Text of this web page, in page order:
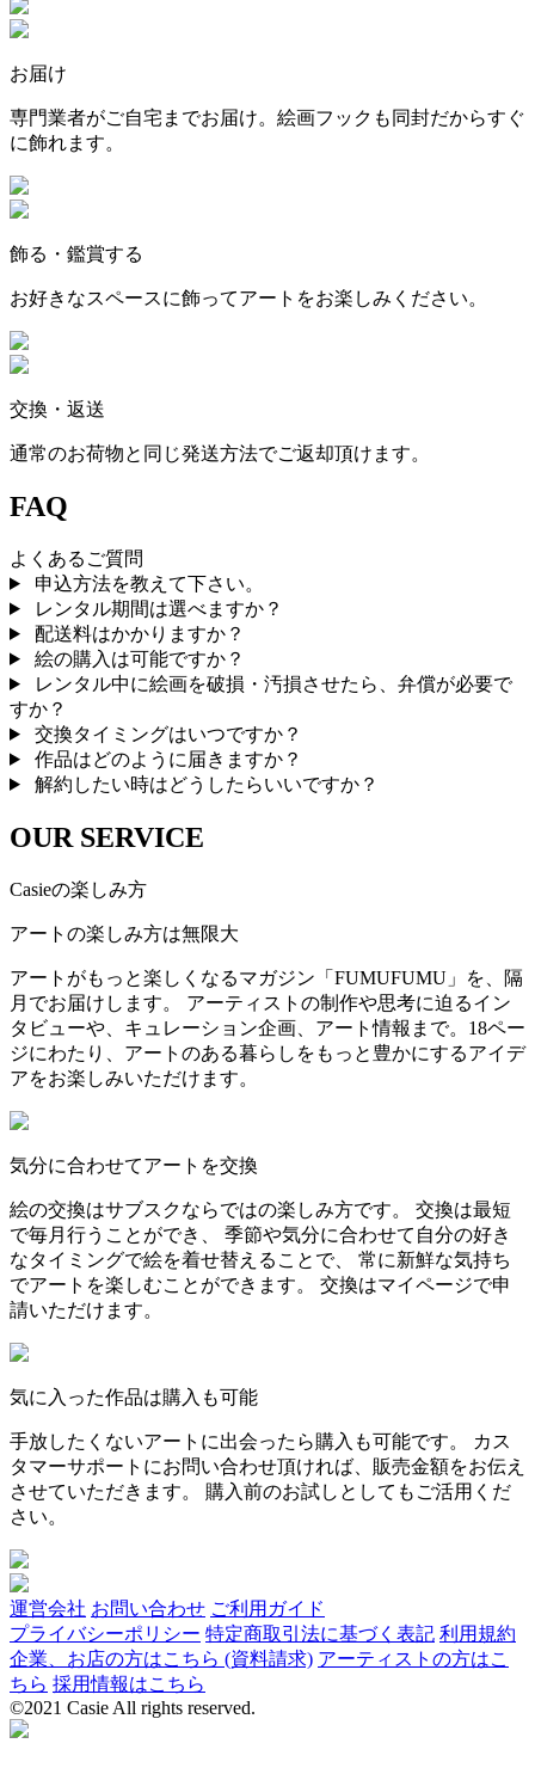
お届け
専門業者がご自宅までお届け。絵画フックも同封だからすぐ
に飾れます。
飾る・鑑賞する
お好きなスペースに飾ってアートをお楽しみください。
交換・返送
通常のお荷物と同じ発送方法でご返却頂けます。
FAQ
よくあるご質問
申込方法を教えて下さい。
レンタル期間は選べますか？
配送料はかかりますか？
絵の購入は可能ですか？
レンタル中に絵画を破損・汚損させたら、弁償が必要で
すか？
交換タイミングはいつですか？
作品はどのように届きますか？
解約したい時はどうしたらいいですか？
OUR SERVICE
Casieの楽しみ方
アートの楽しみ方は無限大
アートがもっと楽しくなるマガジン「FUMUFUMU」を、隔
月でお届けします。 アーティストの制作や思考に迫るイン
タビューや、キュレーション企画、アート情報まで。18ペー
ジにわたり、アートのある暮らしをもっと豊かにするアイデ
アをお楽しみいただけます。
気分に合わせてアートを交換
絵の交換はサブスクならではの楽しみ方です。 交換は最短
で毎月行うことができ、 季節や気分に合わせて自分の好き
なタイミングで絵を着せ替えることで、 常に新鮮な気持ち
でアートを楽しむことができます。 交換はマイページで申
請いただけます。
気に入った作品は購入も可能
手放したくないアートに出会ったら購入も可能です。 カス
タマーサポートにお問い合わせ頂ければ、販売金額をお伝え
させていただきます。 購入前のお試しとしてもご活用くだ
さい。
運営会社 お問い合わせ ご利用ガイド
プライバシーポリシー 特定商取引法に基づく表記 利用規約
企業、お店の方はこちら (資料請求) アーティストの方はこ
ちら 採用情報はこちら
©2021 Casie All rights reserved.